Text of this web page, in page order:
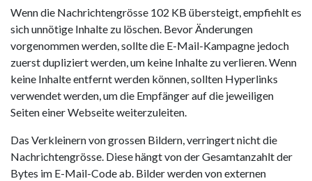
Wenn die Nachrichtengrösse 102 KB übersteigt, empfiehlt es
sich unnötige Inhalte zu löschen. Bevor Änderungen
vorgenommen werden, sollte die E-Mail-Kampagne jedoch
zuerst dupliziert werden, um keine Inhalte zu verlieren. Wenn
keine Inhalte entfernt werden können, sollten Hyperlinks
verwendet werden, um die Empfänger auf die jeweiligen
Seiten einer Webseite weiterzuleiten.
Das Verkleinern von grossen Bildern, verringert nicht die
Nachrichtengrösse. Diese hängt von der Gesamtanzahlt der
Bytes im E-Mail-Code ab. Bilder werden von externen